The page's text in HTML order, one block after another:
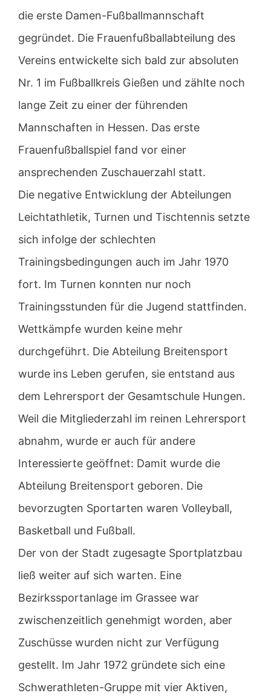
die erste Damen-Fußballmannschaft
gegründet. Die Frauenfußballabteilung des
Vereins entwickelte sich bald zur absoluten
Nr. 1 im Fußballkreis Gießen und zählte noch
lange Zeit zu einer der führenden
Mannschaften in Hessen. Das erste
Frauenfußballspiel fand vor einer
ansprechenden Zuschauerzahl statt.
Die negative Entwicklung der Abteilungen
Leichtathletik, Turnen und Tischtennis setzte
sich infolge der schlechten
Trainingsbedingungen auch im Jahr 1970
fort. Im Turnen konnten nur noch
Trainingsstunden für die Jugend stattfinden.
Wettkämpfe wurden keine mehr
durchgeführt. Die Abteilung Breitensport
wurde ins Leben gerufen, sie entstand aus
dem Lehrersport der Gesamtschule Hungen.
Weil die Mitgliederzahl im reinen Lehrersport
abnahm, wurde er auch für andere
Interessierte geöffnet: Damit wurde die
Abteilung Breitensport geboren. Die
bevorzugten Sportarten waren Volleyball,
Basketball und Fußball.
Der von der Stadt zugesagte Sportplatzbau
ließ weiter auf sich warten. Eine
Bezirkssportanlage im Grassee war
zwischenzeitlich genehmigt worden, aber
Zuschüsse wurden nicht zur Verfügung
gestellt. Im Jahr 1972 gründete sich eine
Schwerathleten-Gruppe mit vier Aktiven,